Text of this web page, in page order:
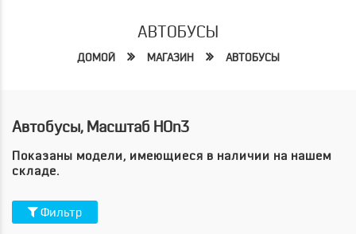
АВТОБУСЫ
ДОМОЙ МАГАЗИН АВТОБУСЫ
Автобусы, Масштаб HOn3
Показаны модели, имеющиеся в наличии на нашем
складе.
Фильтр